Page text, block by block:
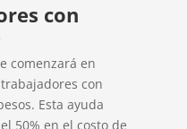
con
comenzará en
con
Esta ayuda
50% en el costo de